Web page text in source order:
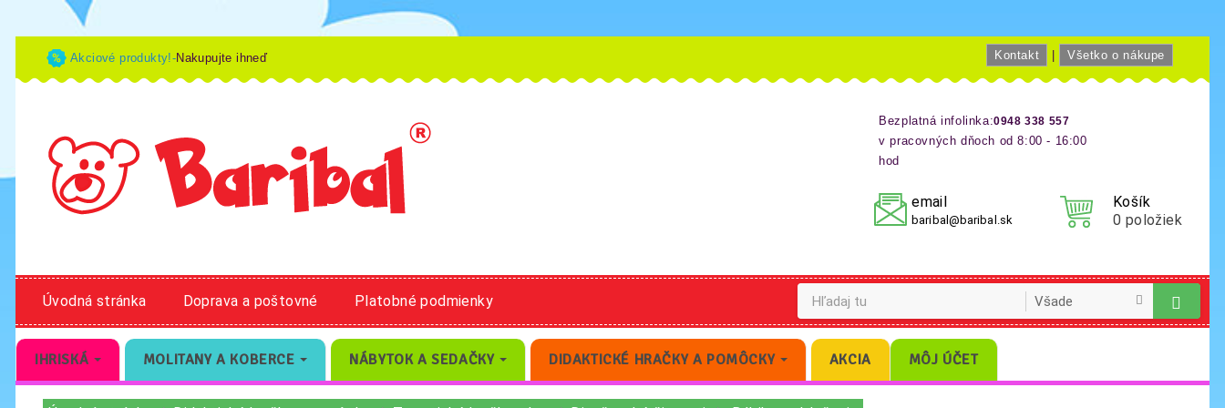
Akciové produkty!-Nakupujte ihneď Kontakt Všetko o nákupe
Bezplatná infolinka:0948 338 557
v pracovných dňoch od 8:00 - 16:00
hod
Košík
0 položiek
email
baribal@baribal.sk
Úvodná stránka Doprava a poštovné Platobné podmienky
IHRISKÁ MOLITANY A KOBERCE NÁBYTOK A SEDAČKY DIDAKTICKÉ HRAČKY A POMÔCKY AKCIA MÔJ ÚČET